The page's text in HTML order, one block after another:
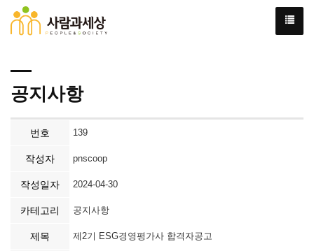
공지사항
번호 139
작성자 pnscoop
작성일자 2024-04-30
카테고리 공지사항
제목 제2기 ESG경영평가사 합격자공고